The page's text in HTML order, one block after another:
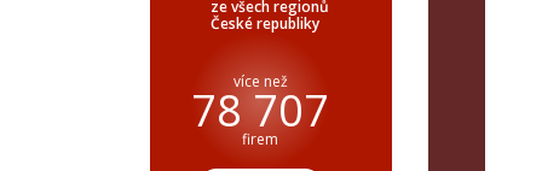
ze všech regionů
České republiky
více než
78 707
firem